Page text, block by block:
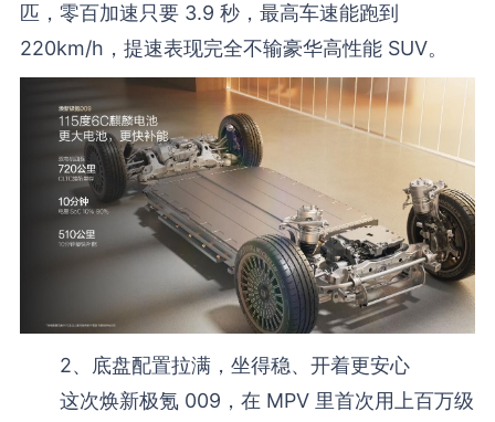
匹，零百加速只要 3.9 秒，最高车速能跑到
220km/h，提速表现完全不输豪华高性能 SUV。
2、底盘配置拉满，坐得稳、开着更安心
这次焕新极氪 009，在 MPV 里首次用上百万级